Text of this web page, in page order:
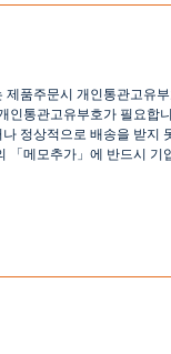
품주문시 개인통관고유
인통관고유부호가 필요합
정상적으로 배송을 받지
「메모추가 」 에 반드시 기